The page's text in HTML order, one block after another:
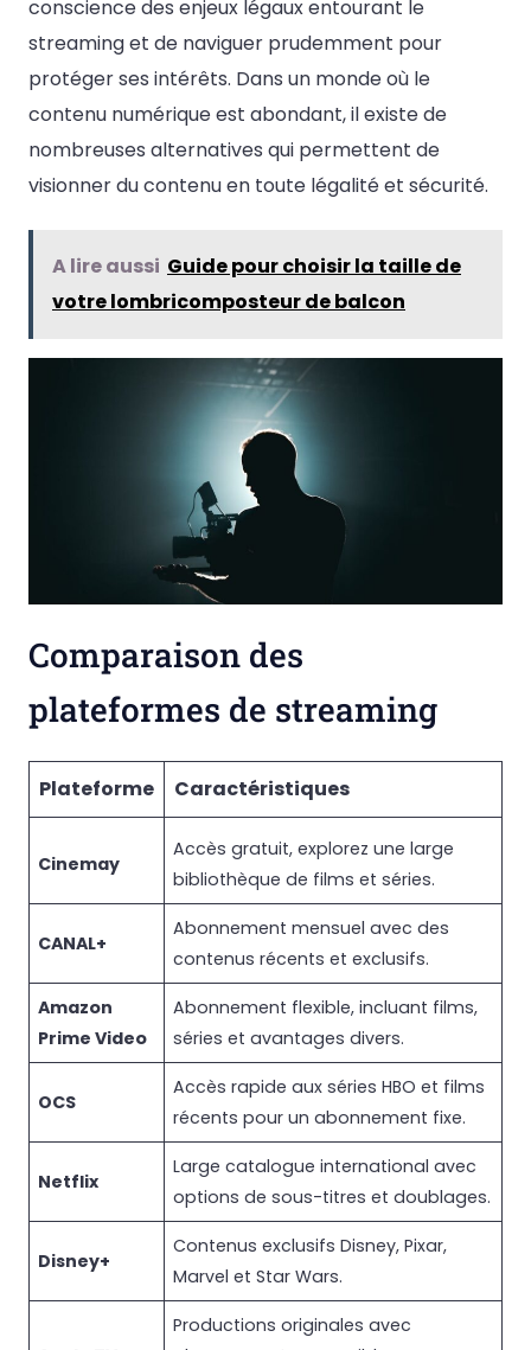
conscience des enjeux légaux entourant le
streaming et de naviguer prudemment pour
protéger ses intérêts. Dans un monde où le
contenu numérique est abondant, il existe de
nombreuses alternatives qui permettent de
visionner du contenu en toute légalité et sécurité.
A lire aussi Guide pour choisir la taille de
votre lombricomposteur de balcon
Comparaison des
plateformes de streaming
Plateforme Caractéristiques
Cinemay
Accès gratuit, explorez une large
bibliothèque de films et séries.
CANAL+
Abonnement mensuel avec des
contenus récents et exclusifs.
Amazon
Prime Video
Abonnement flexible, incluant films,
séries et avantages divers.
OCS
Accès rapide aux séries HBO et films
récents pour un abonnement fixe.
Netflix
Large catalogue international avec
options de sous-titres et doublages.
Disney+
Contenus exclusifs Disney, Pixar,
Marvel et Star Wars.
Productions originales avec